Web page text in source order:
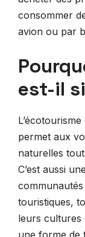
consommer
avion ou par
est-il
permet aux
naturelles
C’est aussi
touristiques,
leurs cultures
une forme de